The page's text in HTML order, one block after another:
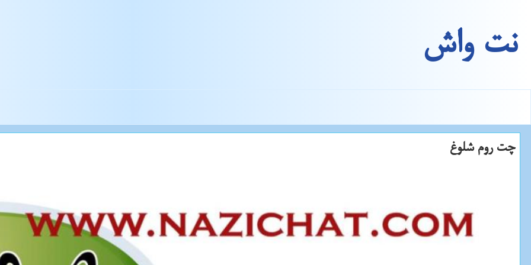
نت واش
چت روم شلوغ